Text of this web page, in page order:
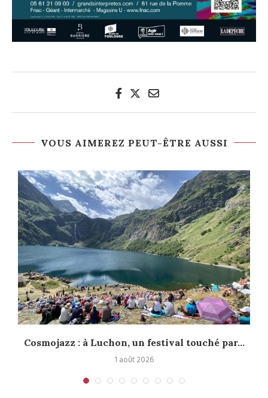
VOUS AIMEREZ PEUT-ÊTRE AUSSI
Cosmojazz : à Luchon, un festival touché par...
1 août 2026